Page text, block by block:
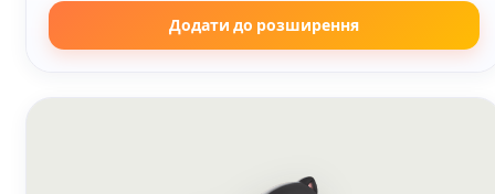
Додати до розширення